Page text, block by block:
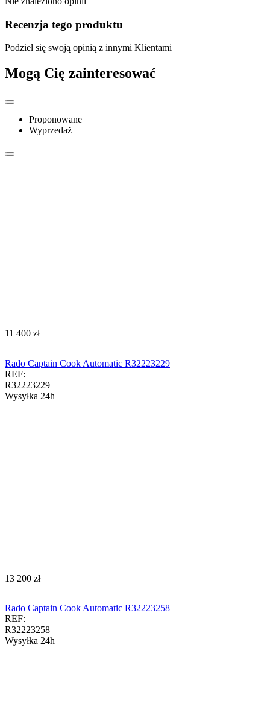
Recenzja tego produktu
Podziel się swoją opinią z innymi Klientami
Mogą Cię zainteresować
Proponowane
Wyprzedaż
‍11 400‍ zł
Rado Captain Cook Automatic R32223229
REF:
R32223229
Wysyłka 24h
‍13 200‍ zł
Rado Captain Cook Automatic R32223258
REF:
R32223258
Wysyłka 24h